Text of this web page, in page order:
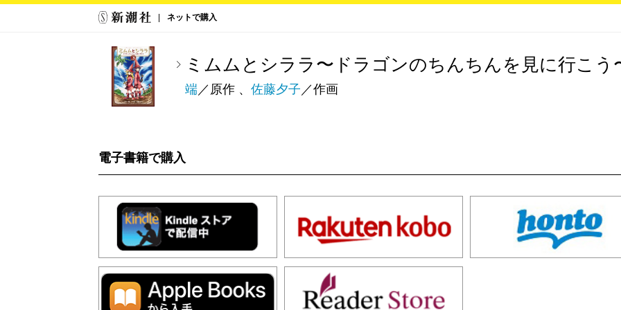
ネットで購入
ミムムとシララ〜ドラゴンのちんちんを見に行こ
端／原作 、 佐藤夕子 ／作画
電子書籍で購入